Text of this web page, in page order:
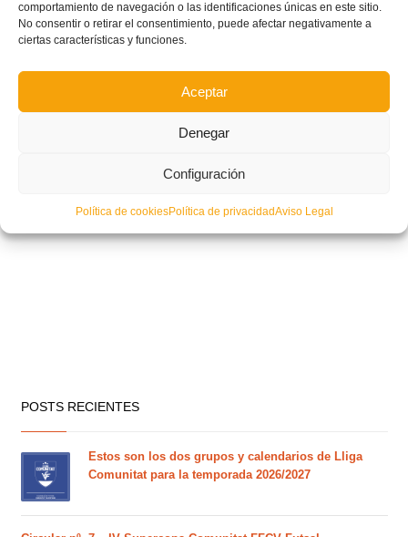
comportamiento de navegación o las identificaciones únicas en este sitio.
No consentir o retirar el consentimiento, puede afectar negativamente a
ciertas características y funciones.
Aceptar
Denegar
Configuración
Política de cookiesPolítica de privacidadAviso Legal
POSTS RECIENTES
Estos son los dos grupos y calendarios de Lliga
Comunitat para la temporada 2026/2027